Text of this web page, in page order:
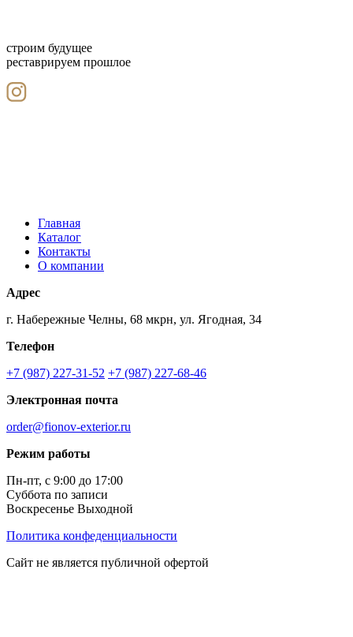
строим будущее
реставрируем прошлое
Главная
Каталог
Контакты
О компании
Адрес
г. Набережные Челны, 68 мкрн, ул. Ягодная, 34
Телефон
+7 (987) 227-31-52 +7 (987) 227-68-46
Электронная почта
order@fionov-exterior.ru
Режим работы
Пн-пт, с 9:00 до 17:00
Суббота по записи
Воскресенье Выходной
Политика конфеденциальности
Сайт не является публичной офертой